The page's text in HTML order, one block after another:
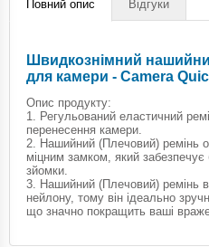
Повний опис Відгуки
Швидкознімний
для камери - Camera
Опис продукту:
1. Регульований еластичний
перенесення камери.
2. Нашийний (Плечовий) ремінь
міцним замком, який забезпечує
зйомки.
3. Нашийний (Плечовий) ремінь
нейлону, тому він ідеально
що значно покращить ваші